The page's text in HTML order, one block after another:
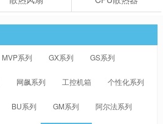
MVP系列 GX系列 GS系列
网飙系列 工控机箱 个性化系列
BU系列 GM系列 阿尔法系列